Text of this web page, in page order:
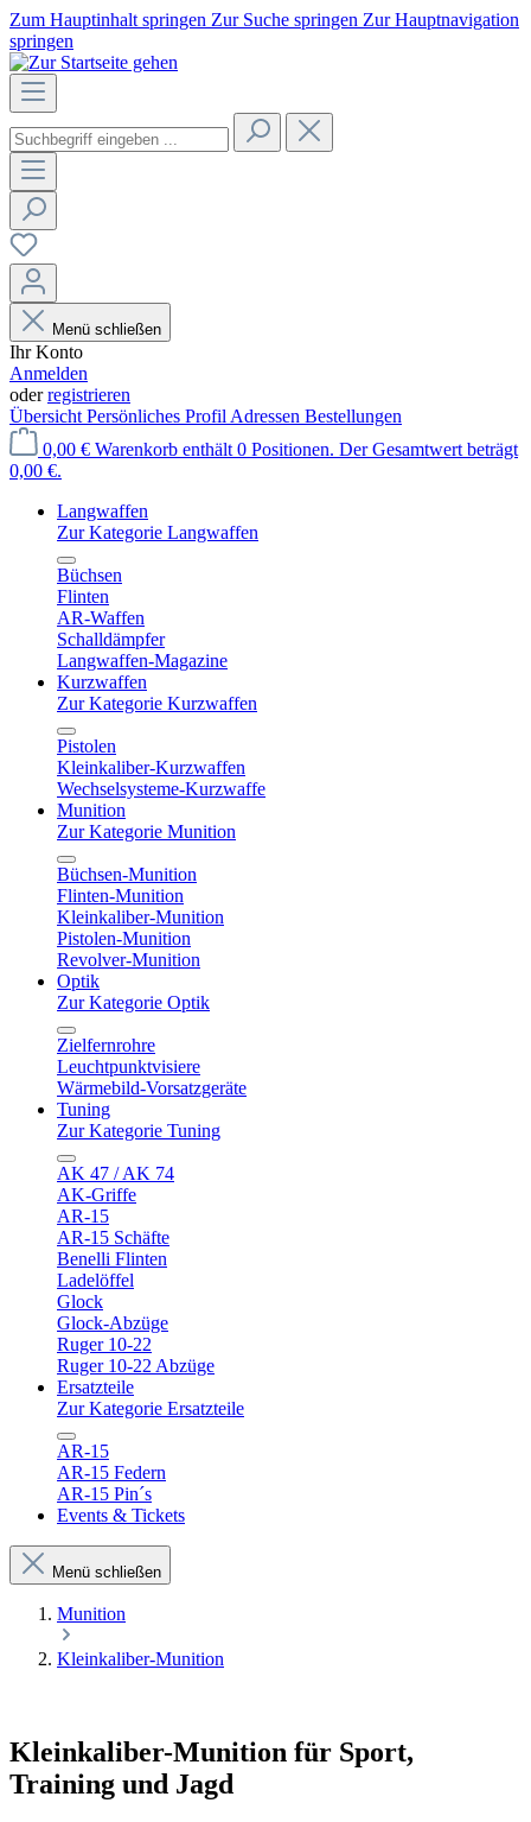
Zum Hauptinhalt springen Zur Suche springen Zur Hauptnavigation
springen
Menü schließen
Ihr Konto
Anmelden
oderregistrieren
Übersicht Persönliches Profil Adressen Bestellungen
0,00 € Warenkorb enthält 0 Positionen. Der Gesamtwert beträgt
0,00 €.
Langwaffen
Zur Kategorie Langwaffen
Büchsen
Flinten
AR-Waffen
Schalldämpfer
Langwaffen-Magazine
Kurzwaffen
Zur Kategorie Kurzwaffen
Pistolen
Kleinkaliber-Kurzwaffen
Wechselsysteme-Kurzwaffe
Munition
Zur Kategorie Munition
Büchsen-Munition
Flinten-Munition
Kleinkaliber-Munition
Pistolen-Munition
Revolver-Munition
Optik
Zur Kategorie Optik
Zielfernrohre
Leuchtpunktvisiere
Wärmebild-Vorsatzgeräte
Tuning
Zur Kategorie Tuning
AK 47 / AK 74
AK-Griffe
AR-15
AR-15 Schäfte
Benelli Flinten
Ladelöffel
Glock
Glock-Abzüge
Ruger 10-22
Ruger 10-22 Abzüge
Ersatzteile
Zur Kategorie Ersatzteile
AR-15
AR-15 Federn
AR-15 Pin´s
Events & Tickets
Menü schließen
Munition
Kleinkaliber-Munition
Kleinkaliber-Munition für Sport,
Training und Jagd